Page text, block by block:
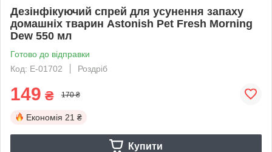
Дезінфікуючий спрей для усунення запаху
домашніх тварин Astonish Pet Fresh Morning
Dew 550 мл
Готово до відправки
Код: Е-01702
Роздріб
149 ₴ 170 ₴
Економія 21 ₴
Купити